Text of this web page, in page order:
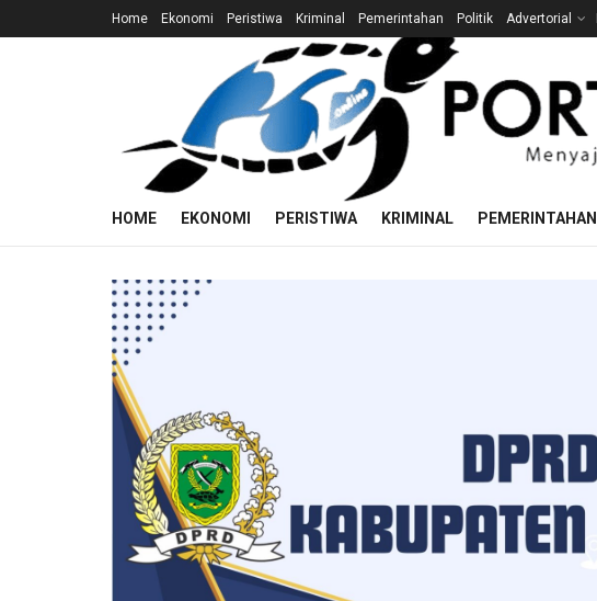
Home Ekonomi Peristiwa Kriminal Pemerintahan Politik Advertorial
HOME EKONOMI PERISTIWA KRIMINAL PEMERINTAHAN